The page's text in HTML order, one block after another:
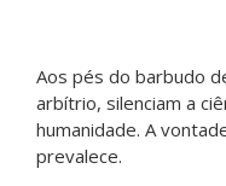
Aos pés do barbudo
arbítrio, silenciam a
humanidade. A
prevalece.